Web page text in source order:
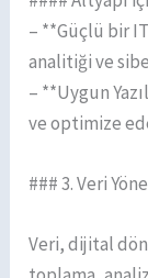
– **Güçlü bir
analitiği ve
– **Uygun
ve optimize
### 3. Veri
Veri, dijital